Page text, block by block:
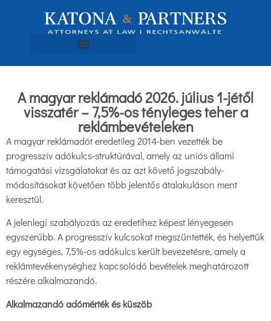
A magyar reklámadó 2026. július 1-jétől
visszatér – 7,5%-os tényleges teher a
reklámbevételeken
A magyar reklámadót eredetileg 2014-ben vezették be
progresszív adókulcs-struktúrával, amely az uniós állami
támogatási vizsgálatokat és az azt követő jogszabály-
módosításokat követően több jelentős átalakuláson ment
keresztül.
A jelenlegi szabályozás az eredetihez képest lényegesen
egyszerűbb. A progresszív kulcsokat megszüntették, és helyettük
egy egységes, 7,5%-os adókulcs került bevezetésre, amely a
reklámtevékenységhez kapcsolódó bevételek meghatározott
részére alkalmazandó.
Alkalmazandó adómérték és küszöb